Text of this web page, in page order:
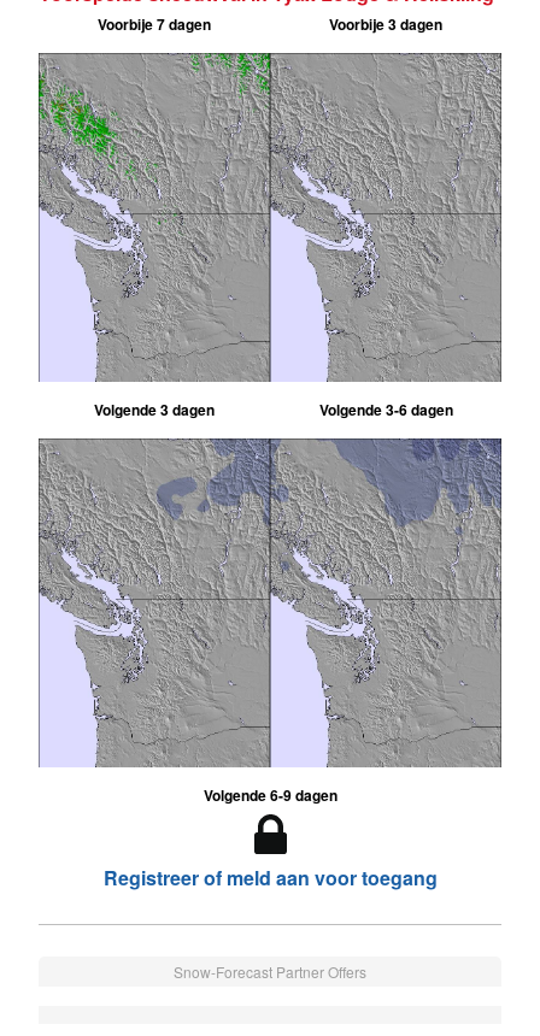
Voorbije 7 dagen Voorbije 3 dagen
Volgende 3 dagen Volgende 3-6 dagen
Volgende 6-9 dagen
Registreer of meld aan voor toegang
Snow-Forecast Partner Offers